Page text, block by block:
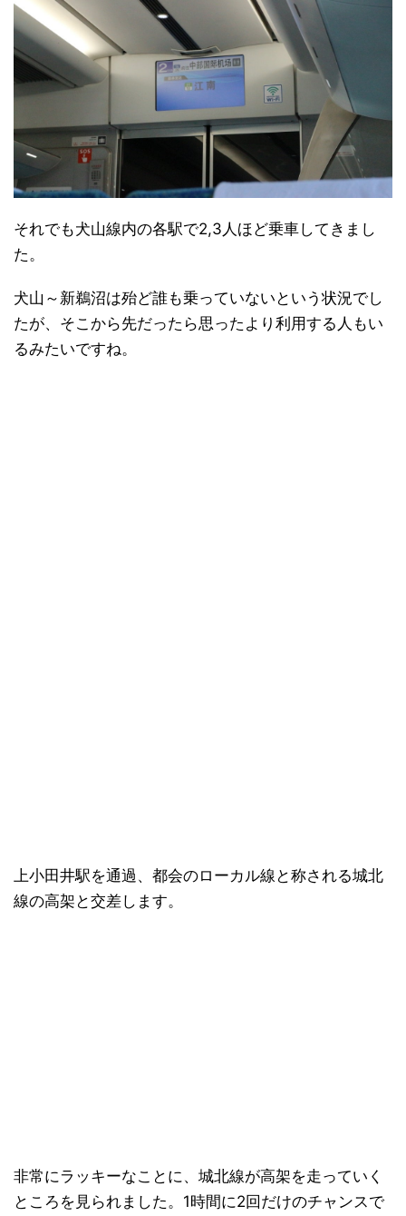
それでも犬山線内の各駅で2,3人ほど乗車してきまし
た。
犬山～新鵜沼は殆ど誰も乗っていないという状況でし
たが、そこから先だったら思ったより利用する人もい
るみたいですね。
上小田井駅を通過、都会のローカル線と称される城北
線の高架と交差します。
非常にラッキーなことに、城北線が高架を走っていく
ところを見られました。1時間に2回だけのチャンスで